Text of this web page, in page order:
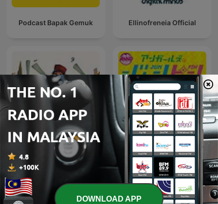
Podcast Bapak Gemuk Ellinofreneia Official
Juha | جحا
アンガールズのジャンピン[-
オールナイトニッポン
PODCAST-]
DOWNLOAD APP